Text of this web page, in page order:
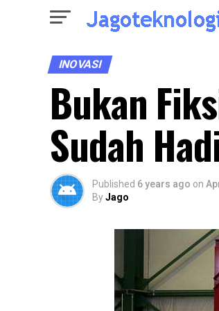
INOVASI
Bukan
Sudah
Published 6 years ago on
ByJago